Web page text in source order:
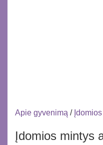
Apie gyvenimą /
Įdomios mintys